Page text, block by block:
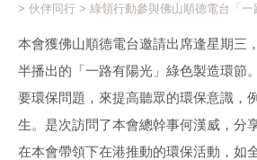
> 伙伴同行 > 綠領行動參與佛山順德電台「一
本會獲佛山順德電台邀請出席逢星期三
半播出的「一路有陽光」綠色製造環節
要環保問題，來提高聽眾的環保意識，
生。是次訪問了本會總幹事何漢威，分
在本會帶領下在港推動的環保活動，如